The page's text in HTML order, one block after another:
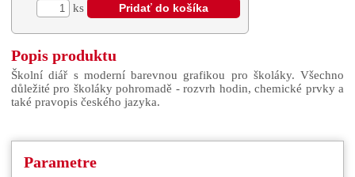
ks
Popis produktu
Školní diář s moderní barevnou grafikou pro školáky. Všechno
důležité pro školáky pohromadě - rozvrh hodin, chemické prvky a
také pravopis českého jazyka.
Parametre